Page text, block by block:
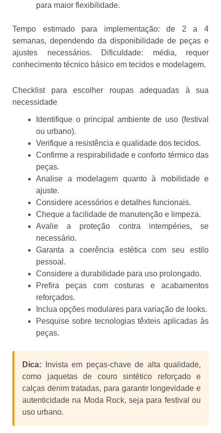
para maior flexibilidade.
Tempo estimado para implementação: de 2 a 4
semanas, dependendo da disponibilidade de peças e
ajustes necessários. Dificuldade: média, requer
conhecimento técnico básico em tecidos e modelagem.
Checklist para escolher roupas adequadas à sua
necessidade
Identifique o principal ambiente de uso (festival
ou urbano).
Verifique a resistência e qualidade dos tecidos.
Confirme a respirabilidade e conforto térmico das
peças.
Analise a modelagem quanto à mobilidade e
ajuste.
Considere acessórios e detalhes funcionais.
Cheque a facilidade de manutenção e limpeza.
Avalie a proteção contra intempéries, se
necessário.
Garanta a coerência estética com seu estilo
pessoal.
Considere a durabilidade para uso prolongado.
Prefira peças com costuras e acabamentos
reforçados.
Inclua opções modulares para variação de looks.
Pesquise sobre tecnologias têxteis aplicadas às
peças.
Dica: Invista em peças-chave de alta qualidade,
como jaquetas de couro sintético reforçado e
calças denim tratadas, para garantir longevidade e
autenticidade na Moda Rock, seja para festival ou
uso urbano.